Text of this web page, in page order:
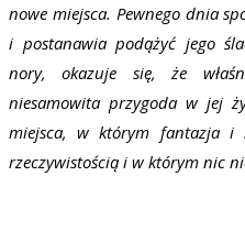
nowe miejsca. Pewnego dnia
i postanawia podążyć jego
nory, okazuje się, że
niesamowita przygoda w jej
miejsca, w którym fantazja i
rzeczywistością i w którym nic